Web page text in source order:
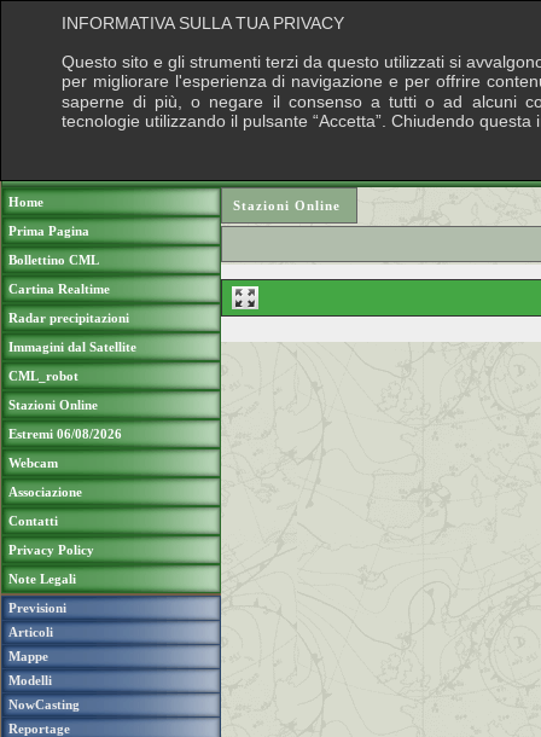
Home
Prima Pagina
Bollettino CML
Cartina Realtime
Radar precipitazioni
Immagini dal Satellite
CML_robot
Stazioni Online
Estremi 06/08/2026
Webcam
Associazione
Contatti
Privacy Policy
Note Legali
Previsioni
Articoli
Mappe
Modelli
NowCasting
Reportage
Stazioni Online
INFORMATIVA SULLA TUA PRIVACY
Questo sito e gli strumenti terzi da questo utilizzati si
per migliorare l'esperienza di navigazione e per offrire
saperne di più, o negare il consenso a tutti o ad alcuni
tecnologie utilizzando il pulsante “Accetta”. Chiudendo